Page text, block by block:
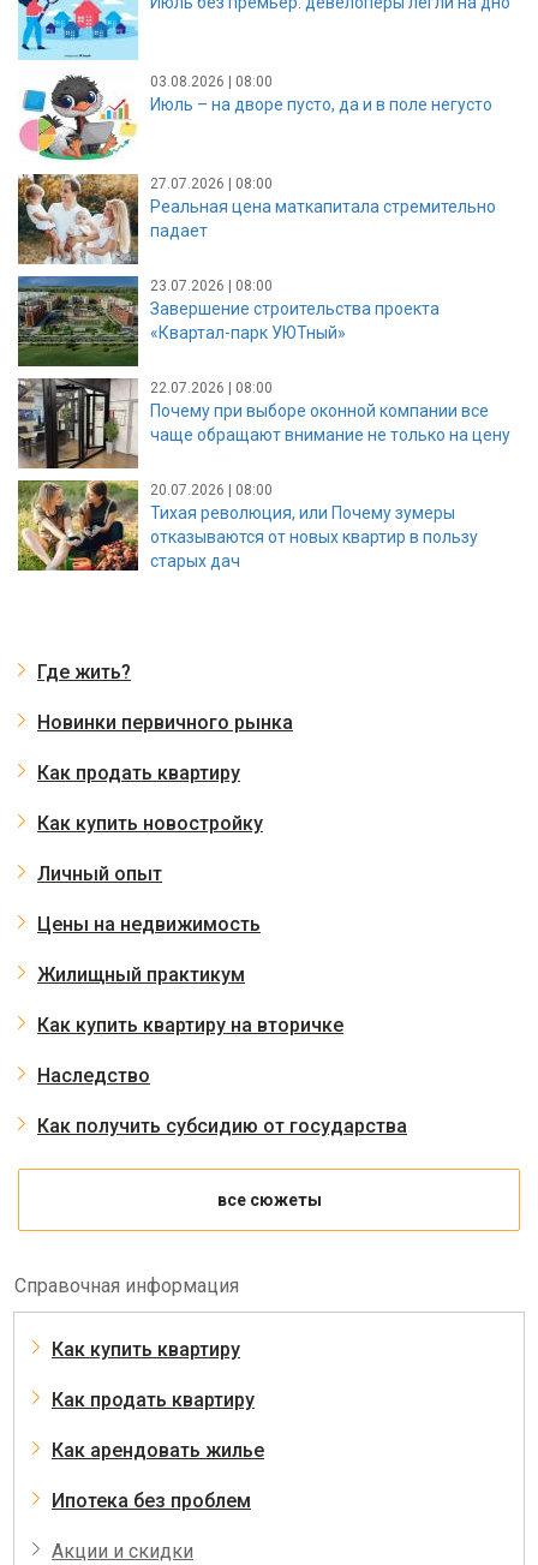
03.08.2026 | 08:00
Июль – на дворе пусто, да и в поле негусто
27.07.2026 | 08:00
Реальная цена маткапитала стремительно
падает
23.07.2026 | 08:00
Завершение строительства проекта
«Квартал-парк УЮТный»
22.07.2026 | 08:00
Почему при выборе оконной компании все
чаще обращают внимание не только на цену
20.07.2026 | 08:00
Тихая революция, или Почему зумеры
отказываются от новых квартир в пользу
старых дач
Где жить?
Новинки первичного рынка
Как продать квартиру
Как купить новостройку
Личный опыт
Цены на недвижимость
Жилищный практикум
Как купить квартиру на вторичке
Наследство
Как получить субсидию от государства
все сюжеты
Справочная информация
Как купить квартиру
Как продать квартиру
Как арендовать жилье
Ипотека без проблем
Акции и скидки